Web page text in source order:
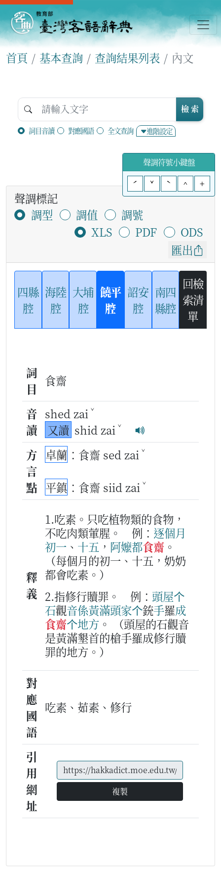
首頁 基本查詢 查詢結果列表 內文
詞目音讀 對應國語 全文查詢 進階設定
檢 索
聲調符號小鍵盤
ˊ
ˇ ˋ ^ +
聲調標記
調型
調值
調號
XLS
PDF
ODS
匯出
四縣
腔
海陸
腔
大埔
腔
饒平
腔
詔安
腔
南四
縣腔
回檢
索清
單
詞
目
食齋
音
讀
shed zai ˇ
又讀 shid zai ˇ
方
言
點
卓蘭 ：食齋 sed zai ˇ
平鎮 ：食齋 siid zai ˇ
釋
義
1.吃素。只吃植物類的食物，
不吃肉類葷腥。
例： 逐個月
初一 、 十五 ， 阿嬤都食齋 。
（每個月的初一、十五，奶奶
都會吃素。）
2.指修行贖罪。
例： 頭屋个
石觀音係黃滿頭家个銃手羅成
食齋个地方 。
（頭屋的石觀音
是黃滿墾首的槍手羅成修行贖
罪的地方。）
對
應
國
語
吃素、茹素、修行
引
用
網
址
複製